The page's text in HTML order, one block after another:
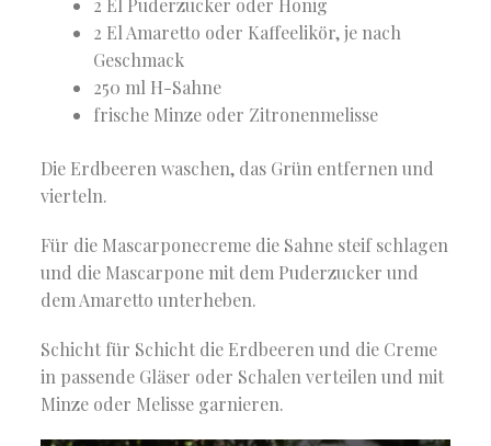
2 El Amaretto oder Kaffeelikör, je nach
Geschmack
250 ml H-Sahne
frische Minze oder Zitronenmelisse
Die Erdbeeren waschen, das Grün entfernen und
vierteln.
Für die Mascarponecreme die Sahne steif schlagen
und die Mascarpone mit dem Puderzucker und
dem Amaretto unterheben.
Schicht für Schicht die Erdbeeren und die Creme
in passende Gläser oder Schalen verteilen und mit
Minze oder Melisse garnieren.